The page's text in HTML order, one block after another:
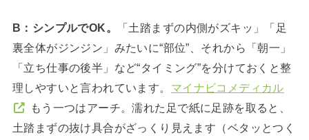
B：シンプルでOK。
「土踏まずの内側がズキッ」「足
裏全体がジンジン」みたいに“部位”、それから「朝一」
「立ち仕事の後半」など“タイミング”を分けておくと整
理しやすいと言われています。 マイナビコメディカル
もう一つはアーチ。濡れた足で紙に足跡を取ると、
土踏まずの抜け具合がざっくり見えます（ベタッとつく